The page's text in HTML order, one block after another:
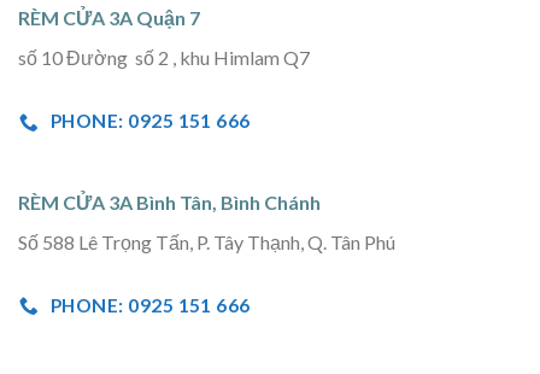
RÈM CỬA 3A Quận 7
số 10 Đường số 2 , khu Himlam Q7
PHONE: 0925 151 666
RÈM CỬA 3A Bình Tân, Bình Chánh
Số 588 Lê Trọng Tấn, P. Tây Thạnh, Q. Tân Phú
PHONE: 0925 151 666